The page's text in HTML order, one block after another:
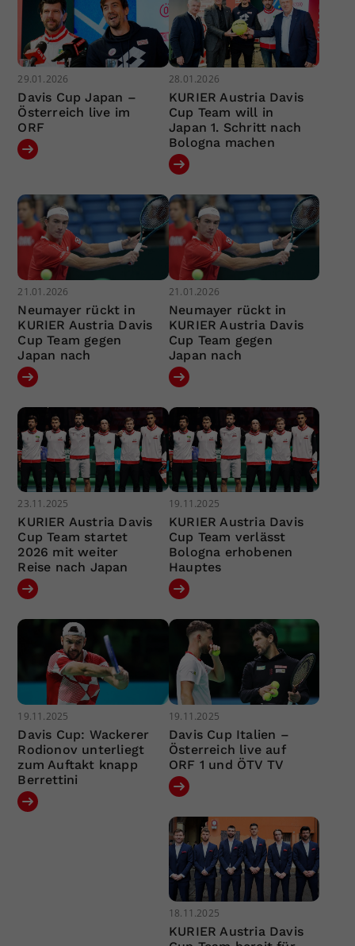
29.01.2026
Davis Cup Japan –
Österreich live im
ORF
28.01.2026
KURIER Austria Davis
Cup Team will in
Japan 1. Schritt nach
Bologna machen
21.01.2026
Neumayer rückt in
KURIER Austria Davis
Cup Team gegen
Japan nach
21.01.2026
Neumayer rückt in
KURIER Austria Davis
Cup Team gegen
Japan nach
23.11.2025
KURIER Austria Davis
Cup Team startet
2026 mit weiter
Reise nach Japan
19.11.2025
KURIER Austria Davis
Cup Team verlässt
Bologna erhobenen
Hauptes
19.11.2025
Davis Cup: Wackerer
Rodionov unterliegt
zum Auftakt knapp
Berrettini
19.11.2025
Davis Cup Italien –
Österreich live auf
ORF 1 und ÖTV TV
18.11.2025
KURIER Austria Davis